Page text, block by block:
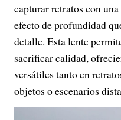
capturar retratos con
efecto de profundidad
detalle. Esta lente
sacrificar calidad,
versátiles tanto en
objetos o escenarios